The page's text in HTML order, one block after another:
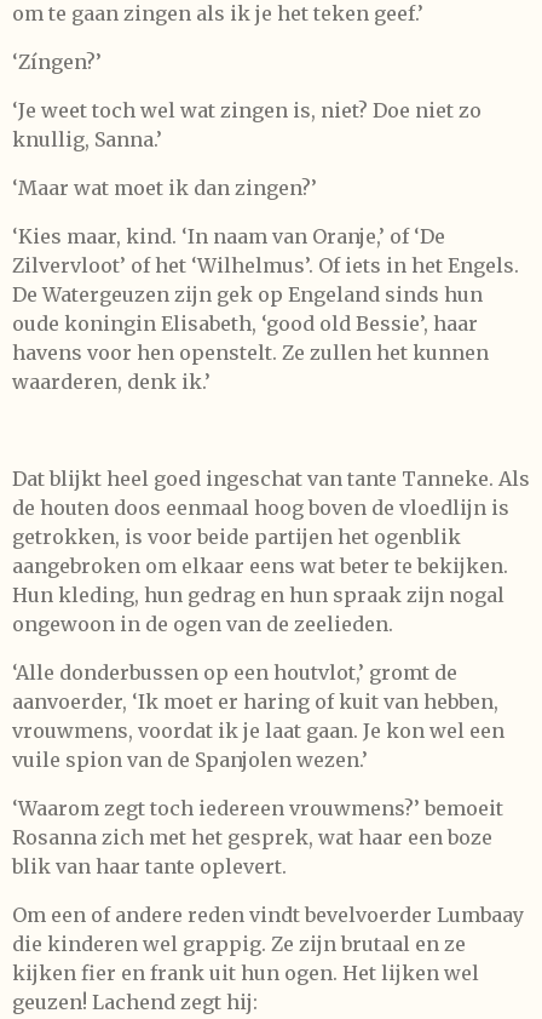
om te gaan zingen als ik je het teken geef.’
‘Zíngen?’
‘Je weet toch wel wat zingen is, niet? Doe niet zo
knullig, Sanna.’
‘Maar wat moet ik dan zingen?’
‘Kies maar, kind. ‘In naam van Oranje,’ of ‘De
Zilvervloot’ of het ‘Wilhelmus’. Of iets in het Engels.
De Watergeuzen zijn gek op Engeland sinds hun
oude koningin Elisabeth, ‘good old Bessie’, haar
havens voor hen openstelt. Ze zullen het kunnen
waarderen, denk ik.’
Dat blijkt heel goed ingeschat van tante Tanneke. Als
de houten doos eenmaal hoog boven de vloedlijn is
getrokken, is voor beide partijen het ogenblik
aangebroken om elkaar eens wat beter te bekijken.
Hun kleding, hun gedrag en hun spraak zijn nogal
ongewoon in de ogen van de zeelieden.
‘Alle donderbussen op een houtvlot,’ gromt de
aanvoerder, ‘Ik moet er haring of kuit van hebben,
vrouwmens, voordat ik je laat gaan. Je kon wel een
vuile spion van de Spanjolen wezen.’
‘Waarom zegt toch iedereen vrouwmens?’ bemoeit
Rosanna zich met het gesprek, wat haar een boze
blik van haar tante oplevert.
Om een of andere reden vindt bevelvoerder Lumbaay
die kinderen wel grappig. Ze zijn brutaal en ze
kijken fier en frank uit hun ogen. Het lijken wel
geuzen! Lachend zegt hij: